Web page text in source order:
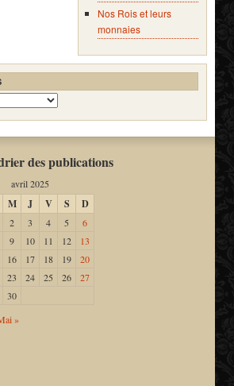
Nos Rois et leurs
monnaies
des publications
avril 2025
M J V S D
2 3 4 5
6
9 10 11 12
13
16 17 18 19
20
23 24 25 26
27
30
»